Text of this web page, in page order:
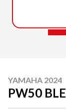
YAMAHA 2024
PW50